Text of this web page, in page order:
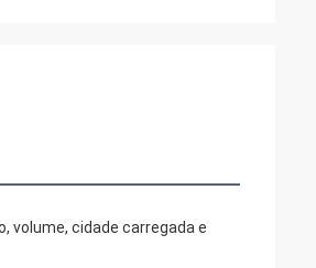
volume, cidade carregada e